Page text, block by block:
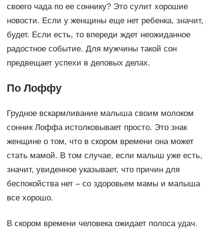
своего чада по ее соннику? Это сулит хорошие
новости. Если у женщины еще нет ребенка, значит,
будет. Если есть, то впереди ждет неожиданное
радостное событие. Для мужчины такой сон
предвещает успехи в деловых делах.
По Лоффу
Грудное вскармливание малыша своим молоком
сонник Лоффа истолковывает просто. Это знак
женщине о том, что в скором времени она может
стать мамой. В том случае, если малыш уже есть,
значит, увиденное указывает, что причин для
беспокойства нет – со здоровьем мамы и малыша
все хорошо.
В скором времени человека ожидает полоса удач.